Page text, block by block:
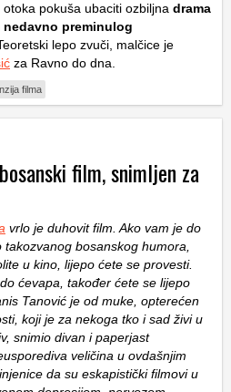
pokuša ubaciti ozbiljna drama
preminulog
lepo zvuči, malčice je
za Ravno do dna.
filma
film, snimljen za
vrlo je duhovit film. Ako vam je do
takozvanog bosanskog humora,
u kino, lijepo ćete se provesti.
ćevapa, također ćete se lijepo
Tanović je od muke, opterećen
koji je za nekoga tko i sad živi u
snimio divan i paperjast
veličina u ovdašnjim
da su eskapistički filmovi u